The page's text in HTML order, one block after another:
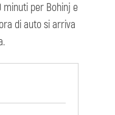
minuti per Bohinj e
di auto si arriva